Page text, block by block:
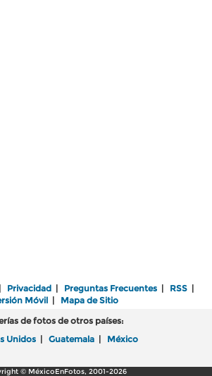
| Privacidad | Preguntas Frecuentes | RSS |
Móvil| Mapa de Sitio
de fotos de otros países:
Unidos | Guatemala | México
© MéxicoEnFotos, 2001-2026